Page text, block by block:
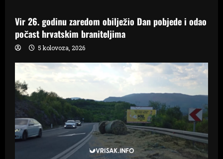
Vir 26. godinu zaredom obilježio Dan pobjede i odao
počast hrvatskim braniteljima
5 kolovoza, 2026